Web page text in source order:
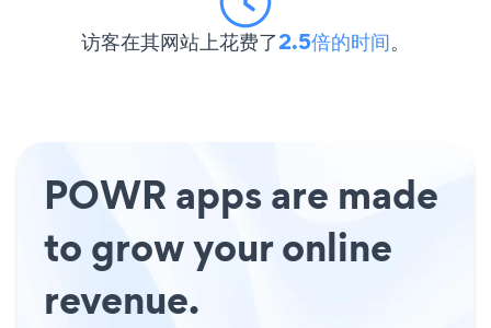
访客在其网站上花费了2.5倍的时间。
POWR apps are made
to grow your online
revenue.